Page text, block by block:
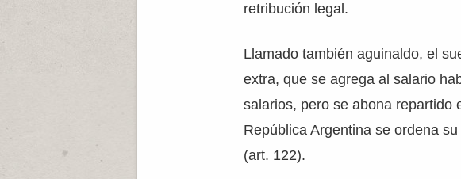
retribución legal.
Llamado también aguinaldo, el
extra, que se agrega al salario
salarios, pero se abona repartido
República Argentina se ordena
(art. 122).